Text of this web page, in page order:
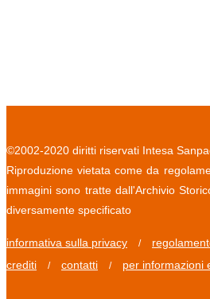
©2002-2020 diritti riservati Intesa
Riproduzione vietata come da
immagini sono tratte dall'Archivio
diversamente specificato
informativa sulla privacy /
crediti / contatti / per informazioni